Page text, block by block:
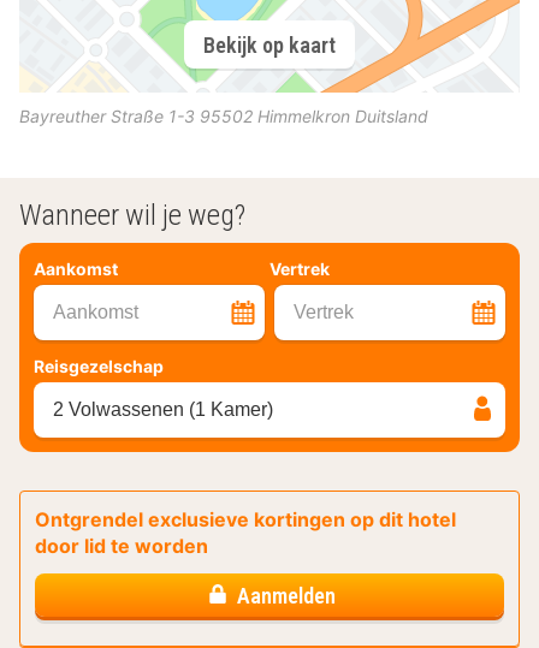
Bekijk op kaart
Bayreuther Straße 1-3 95502 Himmelkron Duitsland
Wanneer wil je weg?
Aankomst Vertrek
Aankomst Vertrek
Reisgezelschap
2 Volwassenen (1 Kamer)
Ontgrendel exclusieve kortingen op dit hotel
door lid te worden
Aanmelden